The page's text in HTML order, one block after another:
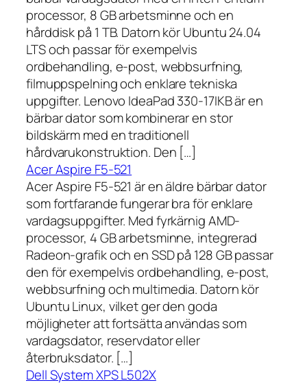
processor, 8 GB arbetsminne och en
hårddisk på 1 TB. Datorn kör Ubuntu 24.04
LTS och passar för exempelvis
ordbehandling, e-post, webbsurfning,
filmuppspelning och enklare tekniska
uppgifter. Lenovo IdeaPad 330-17IKB är en
bärbar dator som kombinerar en stor
bildskärm med en traditionell
hårdvarukonstruktion. Den […]
Acer Aspire F5-521
Acer Aspire F5-521 är en äldre bärbar dator
som fortfarande fungerar bra för enklare
vardagsuppgifter. Med fyrkärnig AMD-
processor, 4 GB arbetsminne, integrerad
Radeon-grafik och en SSD på 128 GB passar
den för exempelvis ordbehandling, e-post,
webbsurfning och multimedia. Datorn kör
Ubuntu Linux, vilket ger den goda
möjligheter att fortsätta användas som
vardagsdator, reservdator eller
återbruksdator. […]
Dell System XPS L502X